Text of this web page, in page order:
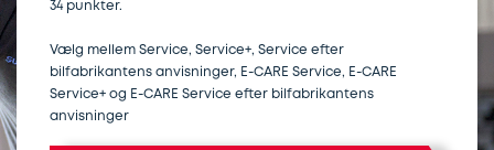
Lapning
af
dæk
Ladestandere
Vinterdæk
Stålfælge
Guides
Helårsdæk
Kør
Bosch
34 punkter.
Vælg mellem Service, Service+, Service efter
bilfabrikantens anvisninger, E-CARE Service, E-CARE
Service+ og E-CARE Service efter bilfabrikantens
anvisninger